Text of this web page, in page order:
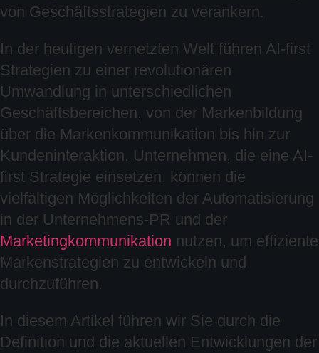
von Geschäftsstrategien zu verankern.
In der heutigen vernetzten Welt führen AI-first
Strategien zu einer revolutionären
Umwandlung in unterschiedlichen
Geschäftsbereichen, von der Markenbildung
über die Markenkommunikation bis hin zur
Kundeninteraktion. Unternehmen, die eine AI-
first Strategie einsetzen, können die
vielfältigen Möglichkeiten der Automatisierung
in der Unternehmens-PR und der
Marketingkommunikation nutzen, um effiziente
Markenstrategien zu entwickeln und
durchzuführen.
In diesem Artikel führen wir Sie durch die
Definition und die aktuellen Entwicklungen der